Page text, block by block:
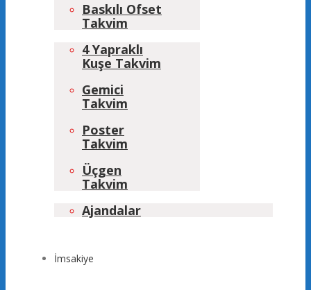
Baskılı Ofset
Takvim
4 Yapraklı
Kuşe Takvim
Gemici
Takvim
Poster
Takvim
Üçgen
Takvim
Ajandalar
İmsakiye